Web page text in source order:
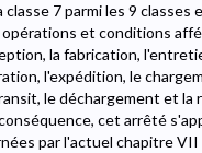
7 parmi les 9
et conditions
la fabrication,
l'expédition, le
le déchargement et la
cet arrêté
par l'actuel chapitre